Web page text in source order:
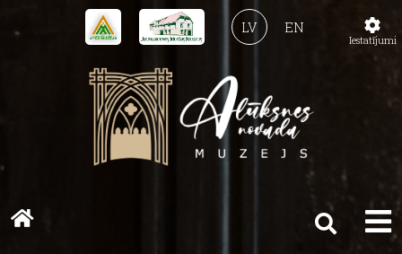
EN
LV
Iestatījumi